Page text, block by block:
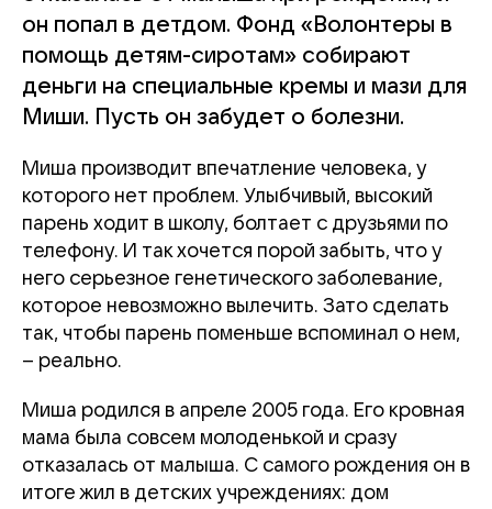
он попал в детдом. Фонд «Волонтеры в
помощь детям-сиротам» собирают
деньги на специальные кремы и мази для
Миши. Пусть он забудет о болезни.
Миша производит впечатление человека, у
которого нет проблем. Улыбчивый, высокий
парень ходит в школу, болтает с друзьями по
телефону. И так хочется порой забыть, что у
него серьезное генетического заболевание,
которое невозможно вылечить. Зато сделать
так, чтобы парень поменьше вспоминал о нем,
– реально.
Миша родился в апреле 2005 года. Его кровная
мама была совсем молоденькой и сразу
отказалась от малыша. С самого рождения он в
итоге жил в детских учреждениях: дом